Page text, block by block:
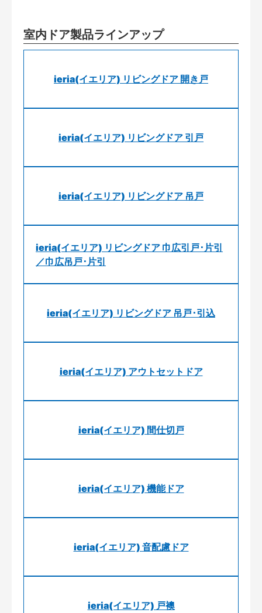
室内ドア製品ラインアップ
ieria(イエリア) リビングドア 開き戸
ieria(イエリア) リビングドア 引戸
ieria(イエリア) リビングドア 吊戸
ieria(イエリア) リビングドア 巾広引戸･片引
／巾広吊戸･片引
ieria(イエリア) リビングドア 吊戸･引込
ieria(イエリア) アウトセットドア
ieria(イエリア) 間仕切戸
ieria(イエリア) 機能ドア
ieria(イエリア) 音配慮ドア
ieria(イエリア) 戸襖